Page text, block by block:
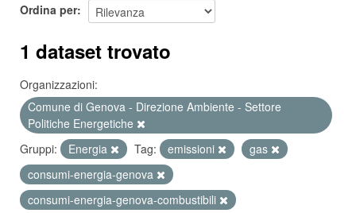
Ordina per
1 dataset trovato
Organizzazioni:
Comune di Genova - Direzione Ambiente - Settore
Politiche Energetiche
Gruppi:
Energia Tag: emissioni
gas
consumi-energia-genova
consumi-energia-genova-combustibili